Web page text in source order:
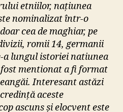
etniilor, națiunea
nominalizat într-o
cea de maghiar, pe
romii 14, germanii
a lungul istoriei natiunea
mentionat a fi format
Interesant astăzi
aceste
ascuns și elocvent este